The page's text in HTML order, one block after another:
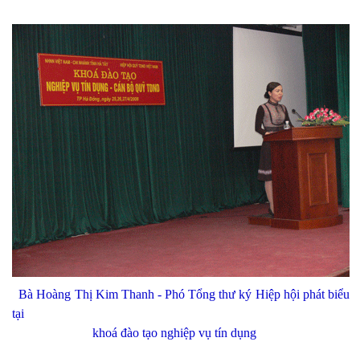
Bà Hoàng Thị Kim Thanh - Phó Tổng thư ký Hiệp hội phát biểu
tại
khoá đào tạo nghiệp vụ tín dụng